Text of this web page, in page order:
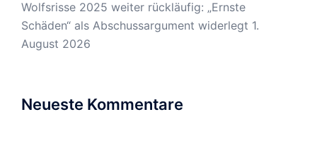
Wolfsrisse 2025 weiter rückläufig: „Ernste
Schäden“ als Abschussargument widerlegt 1.
August 2026
Neueste Kommentare